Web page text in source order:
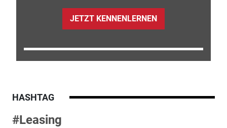
JETZT KENNENLERNEN
HASHTAG
#Leasing